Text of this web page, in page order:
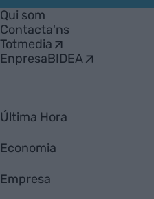
Empresa
Qui som
Contacta'ns
Totmedia
EnpresaBIDEA
Última Hora
Economia
Empresa